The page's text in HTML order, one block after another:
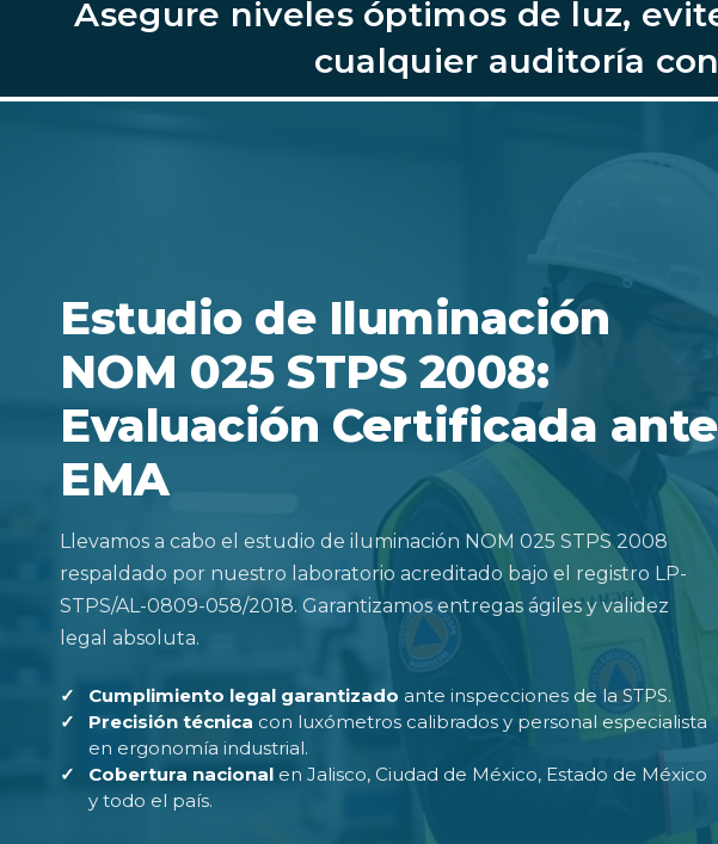
Asegure niveles óptimos de luz,
cualquier auditoría
Estudio de Iluminación
NOM 025 STPS 2008:
Evaluación Certificada ante
EMA
Llevamos a cabo el estudio de iluminación NOM 025 STPS 2008
respaldado por nuestro laboratorio acreditado bajo el registro LP-
STPS/AL-0809-058/2018. Garantizamos entregas ágiles y validez
legal absoluta.
Cumplimiento legal garantizado ante inspecciones de la STPS.
Precisión técnica con luxómetros calibrados y personal especialista
en ergonomía industrial.
Cobertura nacional en Jalisco, Ciudad de México, Estado de México
y todo el país.